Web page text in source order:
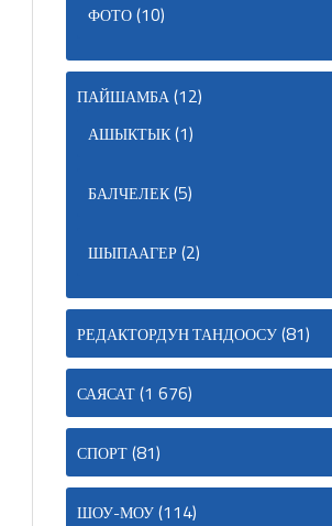
ФОТО(10)
ПАЙШАМБА(12)
АШЫКТЫК(1)
БАЛЧЕЛЕК(5)
ШЫПААГЕР(2)
РЕДАКТОРДУН ТАНДООСУ(81)
САЯСАТ(1 676)
СПОРТ(81)
ШОУ-МОУ(114)